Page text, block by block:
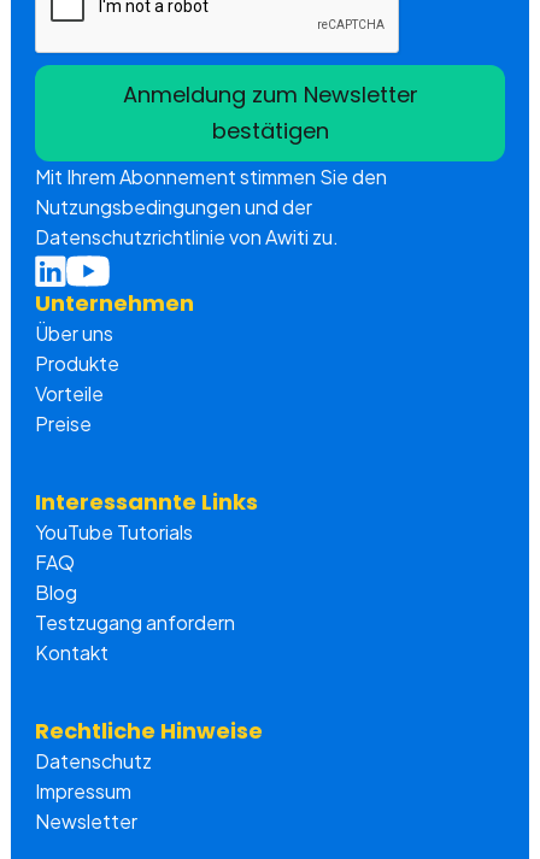
Mit Ihrem Abonnement stimmen Sie den
Nutzungsbedingungen und der
Datenschutzrichtlinie von Awiti zu.
Unternehmen
Über uns
Produkte
Vorteile
Preise
Interessannte Links
YouTube Tutorials
FAQ
Blog
Testzugang anfordern
Kontakt
Rechtliche Hinweise
Datenschutz
Impressum
Newsletter